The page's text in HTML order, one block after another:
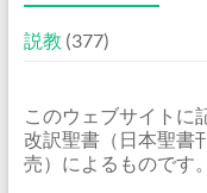
説教 (377)
このウェブサイトに
改訳聖書（日本聖書
売）によるものです。